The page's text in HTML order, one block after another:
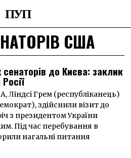
ПУП
США
сенаторів до Києва: заклик
Ліндсі Грем (республіканець)
здійснили візит до
з президентом України
Під час перебування в
нагальні питання